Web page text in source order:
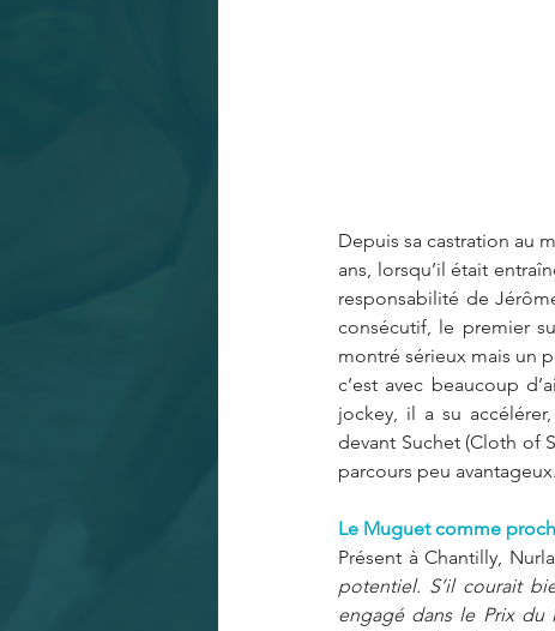
Depuis sa castration au
ans, lorsqu’il était
responsabilité de
consécutif, le premier
montré sérieux mais un
c’est avec beaucoup
jockey, il a su
devant Suchet (Cloth of
parcours peu avantageux.
Le Muguet comme
Présent à Chantilly,
potentiel. S’il courait
engagé dans le Prix du